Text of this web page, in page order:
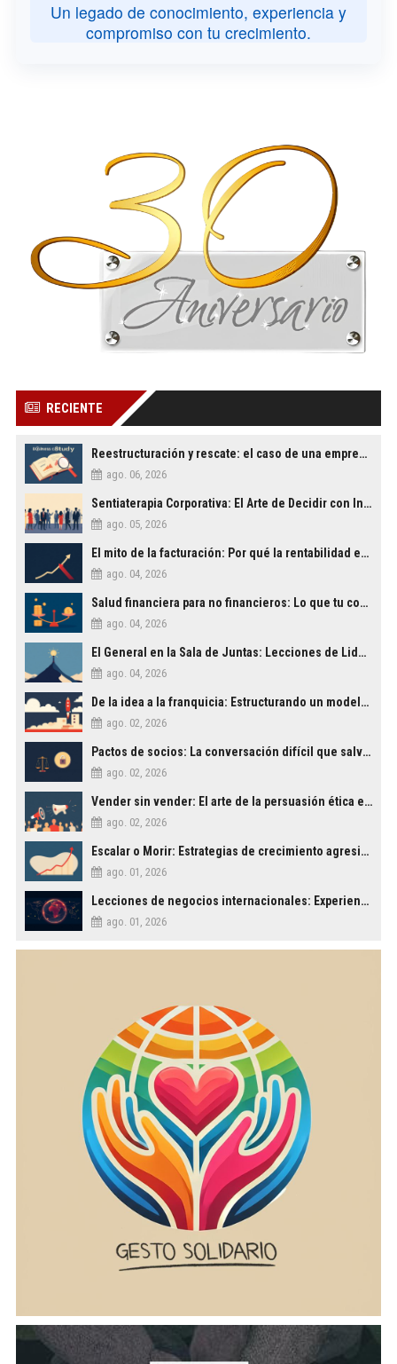
Un legado de conocimiento, experiencia y
compromiso con tu crecimiento.
RECIENTE
Reestructuración y rescate: el caso de una empresa familiar al borde del cierre
ago. 06, 2026
Sentiaterapia Corporativa: El Arte de Decidir con Inteligencia Emocional
ago. 05, 2026
El mito de la facturación: Por qué la rentabilidad es lo único que importa
ago. 04, 2026
Salud financiera para no financieros: Lo que tu contable no te explica
ago. 04, 2026
El General en la Sala de Juntas: Lecciones de Liderazgo Militar para la Empresa Civil
ago. 04, 2026
De la idea a la franquicia: Estructurando un modelo de negocio escalable
ago. 02, 2026
Pactos de socios: La conversación difícil que salva empresas
ago. 02, 2026
Vender sin vender: El arte de la persuasión ética en los negocios
ago. 02, 2026
Escalar o Morir: Estrategias de crecimiento agresivo para PYMES
ago. 01, 2026
Lecciones de negocios internacionales: Experiencias en Rusia, EE.UU. y España
ago. 01, 2026